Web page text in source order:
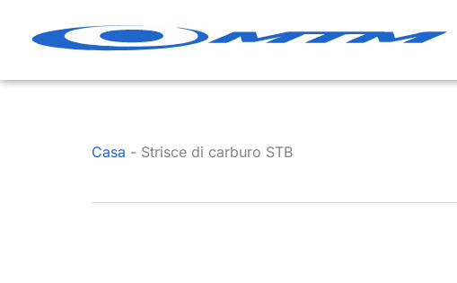
Casa - Strisce di carburo STB